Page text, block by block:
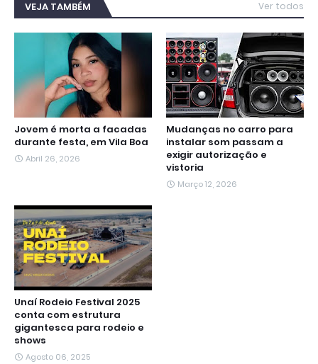
b
o
t
e
A
p
r
n
e
d
n
VEJA TAMBÉM Ver todos
Jovem é morta a facadas
durante festa, em Vila Boa
Abril 26, 2026
Mudanças no carro para
instalar som passam a
exigir autorização e
vistoria
Março 12, 2026
Unaí Rodeio Festival 2025
conta com estrutura
gigantesca para rodeio e
shows
Agosto 06, 2025